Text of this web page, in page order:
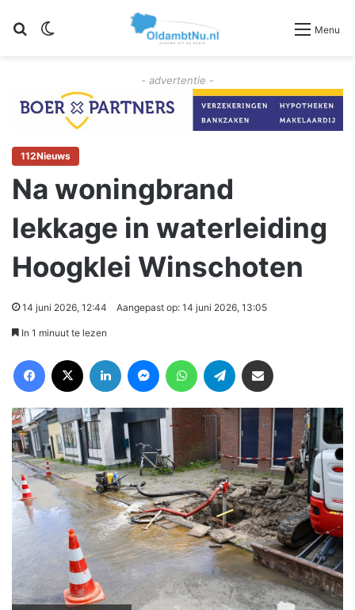
Zoeken Menu
- advertentie -
112Nieuws
Na woningbrand
lekkage in waterleiding
Hoogklei Winschoten
14 juni 2026, 12:44 Aangepast op: 14 juni 2026, 13:05
In 1 minuut te lezen